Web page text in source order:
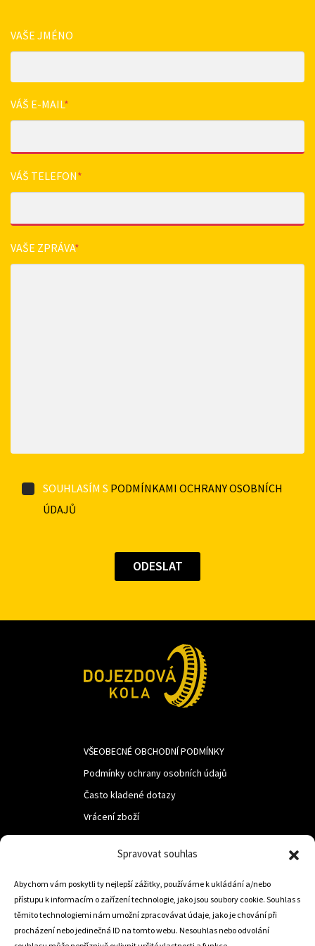
Spravovat souhlas
Abychom vám poskytli ty nejlepší zážitky, používáme k ukládání a/nebo
přístupu k informacím o zařízení technologie, jako jsou soubory cookie. Souhlas s
těmito technologiemi nám umožní zpracovávat údaje, jako je chování při
procházení nebo jedinečná ID na tomto webu. Nesouhlas nebo odvolání
VAŠE JMÉNO
VÁŠ E-MAIL*
VÁŠ TELEFON*
VAŠE ZPRÁVA*
SOUHLASÍM S PODMÍNKAMI OCHRANY OSOBNÍCH
ÚDAJŮ
VŠEOBECNÉ OBCHODNÍ PODMÍNKY
Podmínky ochrany osobních údajů
Často kladené dotazy
Vrácení zboží
LUF s.r.o.
Nám. M.R.Štefanika 518,
Trstená 02801